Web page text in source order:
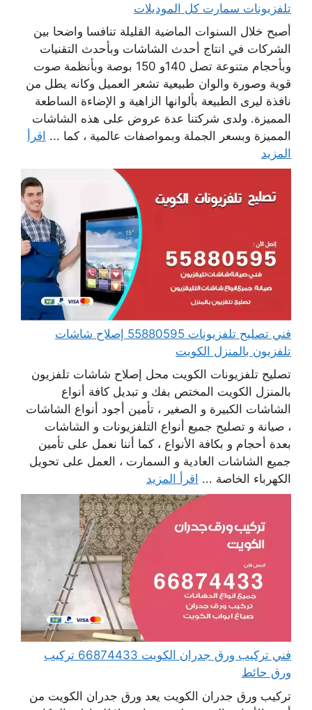
تلفزيونات سمارت كل الموديلات
أصبح خلال السنوات الماضية القليلة تنافسا واضحا بين
الشركات في انتاج أحدث الشاشات وبأحدث التقنيات
وبأحجام متنوعة تصل 140و 150 بوصة وبأنظمة صوت
قوية وصورة والوان طبيعية تشعر العميل وكانه يطل من
نافذة ليرى الطبيعة بألوانها الزاهية و الإضاءة الساطعة
المميزة. ولدى شركتنا عدة عروض على هذه الشاشات
المميزة وبسعر الجملة وبمواصفات عالمية ، كما ... اقرأ
المزيد
فني تصليح تلفزيونات 55880595 إصلاح شاشات
تلفزيون بالمنزل الكويت
تصليح تلفزيونات الكويت محل إصلاح شاشات تلفزيون
بالمنزل الكويت المختص بفك و تبديل كافة أنواع
الشاشات الكبيرة و الصغير ، تأمين أجود أنواع الشاشات
، صيانة و تصليح جميع أنواع التلفزيونات و الشاشات
بعدة أحجام و بكافة الأنواع ، كما أننا نعمل على تأمين
جميع الشاشات العادية و السمارت ، العمل على تحويل
الكهرباء الخاصة ... اقرأ المزيد
فني تركيب ورق جدران الكويت 66874433 تركيب
ورق حائط
تركيب ورق جدران الكويت يعد ورق جدران الكويت من